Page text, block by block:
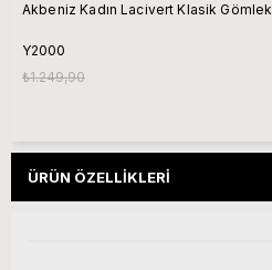
Akbeniz Kadın Lacivert Klasik Gömlek
Y2000
₺1.249,90
ÜRÜN ÖZELLIKLERI